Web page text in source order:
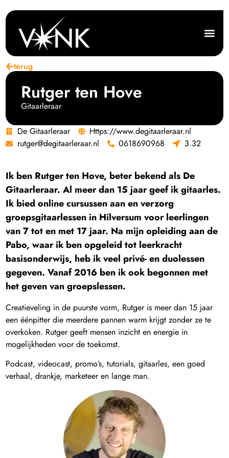
Rutger ten Hove
Gitaarleraar
De Gitaarleraar
Https://www.degitaarleraar.nl
rutger@degitaarleraar.nl
0618690968 3.32
terug
Ik ben Rutger ten Hove, beter bekend als De
Gitaarleraar. Al meer dan 15 jaar geef ik gitaarles.
Ik bied online cursussen aan en verzorg
groepsgitaarlessen in Hilversum voor leerlingen
van 7 tot en met 17 jaar. Na mijn opleiding aan de
Pabo, waar ik ben opgeleid tot leerkracht
basisonderwijs, heb ik veel privé- en duolessen
gegeven. Vanaf 2016 ben ik ook begonnen met
het geven van groepslessen.
Creatieveling in de puurste vorm, Rutger is meer dan 15 jaar
een éénpitter die meerdere pannen warm krijgt zonder ze te
overkoken. Rutger geeft mensen inzicht en energie in
mogelijkheden voor de toekomst.
Podcast, videocast, promo’s, tutorials, gitaarles, een goed
verhaal, drankje, marketeer en lange man.